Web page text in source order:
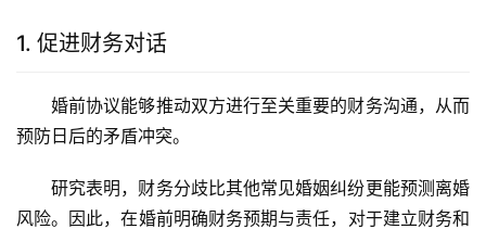
1. 促进财务对话
婚前协议能够推动双方进行至关重要的财务沟通，从而
预防日后的矛盾冲突。
研究表明，财务分歧比其他常见婚姻纠纷更能预测离婚
风险。因此，在婚前明确财务预期与责任，对于建立财务和